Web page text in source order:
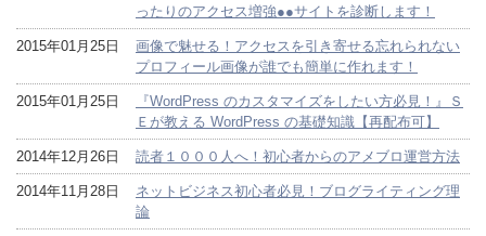
ったりのアクセス増強●●サイトを診断します！
2015年01月25日
画像で魅せる！アクセスを引き寄せる忘れられない
プロフィール画像が誰でも簡単に作れます！
2015年01月25日
『WordPress のカスタマイズをしたい方必見！』Ｓ
Ｅが教える WordPress の基礎知識【再配布可】
2014年12月26日 読者１０００人へ！初心者からのアメブロ運営方法
2014年11月28日
ネットビジネス初心者必見！ブログライティング理
論